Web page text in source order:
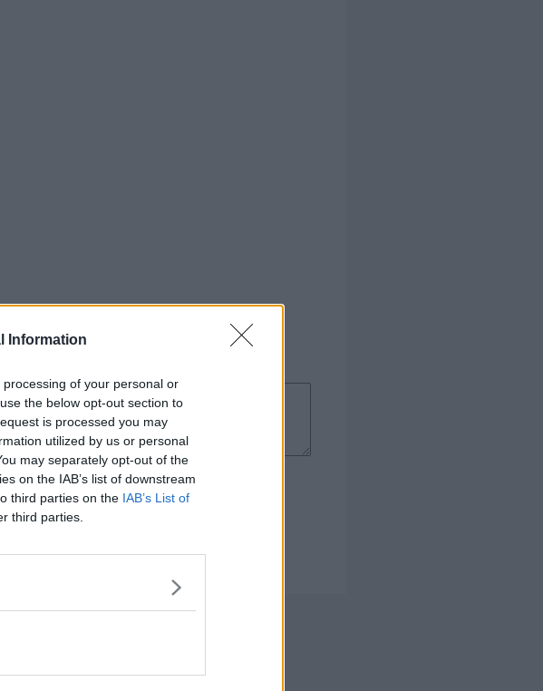
Information
of your personal or
the below opt-out section to
is processed you may
utilized by us or personal
may separately opt-out of the
on the IAB’s list of downstream
third parties on the IAB’s List of
third parties.
Copyright © Alletiders Kogebog